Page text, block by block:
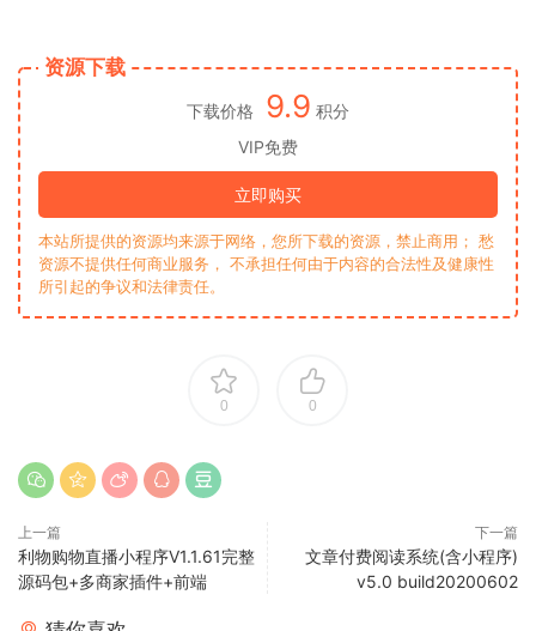
资源下载
下载价格 9.9 积分
VIP免费
立即购买
本站所提供的资源均来源于网络，您所下载的资源，禁止商用； 愁
资源不提供任何商业服务， 不承担任何由于内容的合法性及健康性
所引起的争议和法律责任。
0 0
上一篇
利物购物直播小程序V1.1.61完整
源码包+多商家插件+前端
下一篇
文章付费阅读系统(含小程序)
v5.0 build20200602